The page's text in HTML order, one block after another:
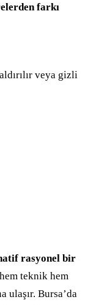
farkı
veya gizli
rasyonel bir
teknik hem
ulaşır. Bursa’da